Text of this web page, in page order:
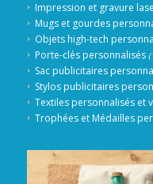
Impression et gravure
Mugs et gourdes
Objets high-tech
Porte-clés personnalisés
Sac publicitaires
Stylos publicitaires
Textiles personnalisés et
Trophées et Médailles